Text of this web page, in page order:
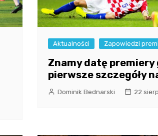
Aktualności Zapowiedzi
Znamy datę premiery
pierwsze szczegóły
Dominik Bednarski 22